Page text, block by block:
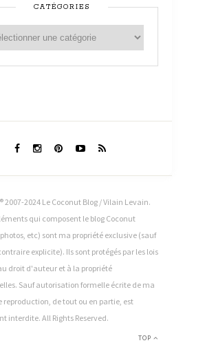
CATÉGORIES
2007-2024 Le Coconut Blog / Vilain Levain.
qui composent le blog Coconut
etc) sont ma propriété exclusive (sauf
explicite). Ils sont protégés par les lois
droit d'auteur et à la propriété
Sauf autorisation formelle écrite de ma
reproduction, de tout ou en partie, est
interdite. All Rights Reserved.
TOP